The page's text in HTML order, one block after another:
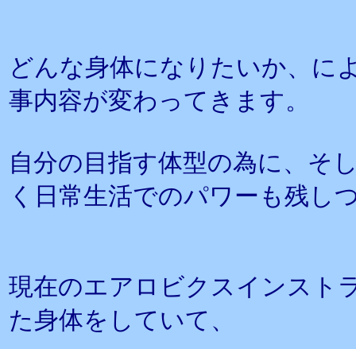
どんな身体になりたいか、に
事内容が変わってきます。
自分の目指す体型の為に、そ
く日常生活でのパワーも残し
現在のエアロビクスインスト
た身体をしていて、